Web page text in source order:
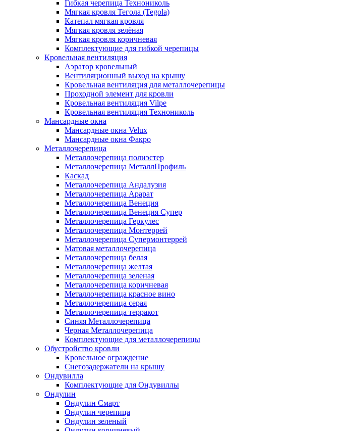
Гибкая черепица Технониколь
Мягкая кровля Тегола (Tegola)
Катепал мягкая кровля
Мягкая кровля зелёная
Мягкая кровля коричневая
Комплектующие для гибкой черепицы
Кровельная вентиляция
Аэратор кровельный
Вентиляционный выход на крышу
Кровельная вентиляция для металлочерепицы
Проходной элемент для кровли
Кровельная вентиляция Vilpe
Кровельная вентиляция Технониколь
Мансардные окна
Мансардные окна Velux
Мансардные окна Факро
Металлочерепица
Металлочерепица полиэстер
Металлочерепица МеталлПрофиль
Каскад
Металлочерепица Андалузия
Металлочерепица Арарат
Металлочерепица Венеция
Металлочерепица Венеция Супер
Металлочерепица Геркулес
Металлочерепица Монтеррей
Металлочерепица Супермонтеррей
Матовая металлочерепица
Металлочерепица белая
Металлочерепица желтая
Металлочерепица зеленая
Металлочерепица коричневая
Металлочерепица красное вино
Металлочерепица серая
Металлочерепица терракот
Синяя Металлочерепица
Черная Металлочерепица
Комплектующие для металлочерепицы
Обустройство кровли
Кровельное ограждение
Снегозадержатели на крышу
Ондувилла
Комплектующие для Ондувиллы
Ондулин
Ондулин Смарт
Ондулин черепица
Ондулин зеленый